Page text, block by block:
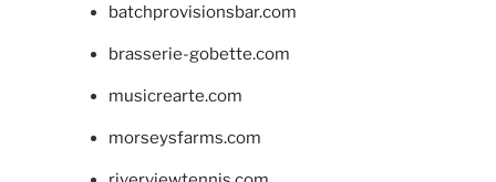
batchprovisionsbar.com
brasserie-gobette.com
musicrearte.com
morseysfarms.com